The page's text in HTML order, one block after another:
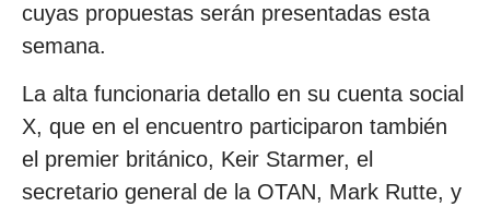
cuyas propuestas serán presentadas esta
semana.
La alta funcionaria detallo en su cuenta social
X, que en el encuentro participaron también
el premier británico, Keir Starmer, el
secretario general de la OTAN, Mark Rutte, y